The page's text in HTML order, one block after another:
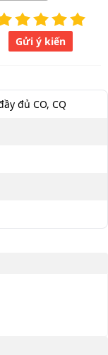
Gửi ý kiến
đủ CO, CQ